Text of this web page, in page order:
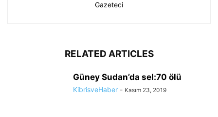
Gazeteci
RELATED ARTICLES
Güney Sudan’da sel:70 ölü
KibrisveHaber - Kasım 23, 2019